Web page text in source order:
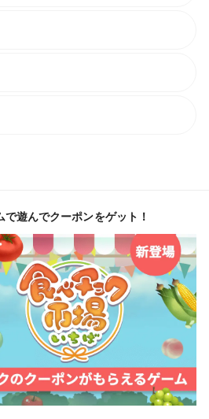
で遊んでクーポンをゲット！